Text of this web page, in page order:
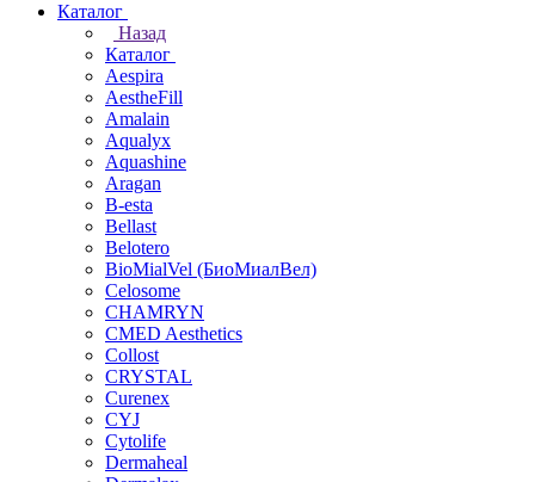
Каталог
Назад
Каталог
Aespira
AestheFill
Amalain
Aqualyx
Aquashine
Aragan
B-esta
Bellast
Belotero
BioMialVel (БиоМиалВел)
Celosome
CHAMRYN
CMED Aesthetics
Collost
CRYSTAL
Curenex
CYJ
Cytolife
Dermaheal